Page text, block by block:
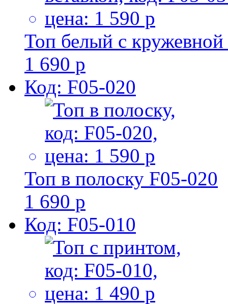
Топ белый с кружевной
1 690 р
Код: F05-020
Топ в полоску F05-020
1 690 р
Код: F05-010